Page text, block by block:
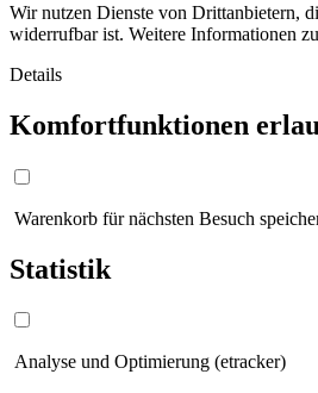
Wir nutzen Dienste von Drittanbietern,
widerrufbar ist. Weitere Informationen
Details
Komfortfunktionen
Warenkorb für nächsten Besuch
Statistik
Analyse und Optimierung (etracker)